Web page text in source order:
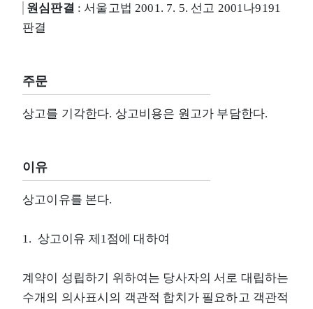
원심판결 : 서울고법 2001. 7. 5. 선고 2001나9191
판결
주문
상고를 기각한다. 상고비용은 원고가 부담한다.
이유
상고이유를 본다.
1. 상고이유 제1점에 대하여
계약이 성립하기 위하여는 당사자의 서로 대립하는
수개의 의사표시의 객관적 합치가 필요하고 객관적